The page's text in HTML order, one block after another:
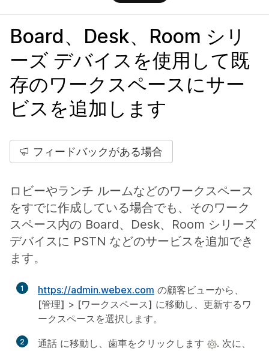
Board、Desk、Room シリ
ーズ デバイスを使用して既
存のワークスペースにサー
ビスを追加します
フィードバックがある場合
ロビーやランチ ルームなどのワークスペース
をすでに作成している場合でも、そのワーク
スペース内の Board、Desk、Room シリーズ
デバイスに PSTN などのサービスを追加でき
ます。
1 https://admin.webex.com の顧客ビューから、
[管理] > [ワークスペース] に移動し、更新するワ
ークスペースを選択します。
2 通話 に移動し、歯車をクリックします
. 次に、